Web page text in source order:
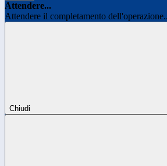
Attendere...
Attendere il completamento
Chiudi